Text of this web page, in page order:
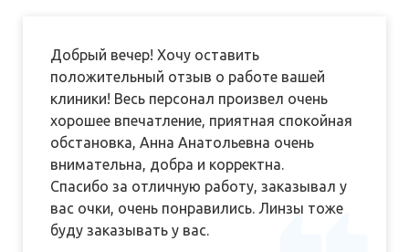
Добрый вечер! Хочу оставить
положительный отзыв о работе вашей
клиники! Весь персонал произвел очень
хорошее впечатление, приятная спокойная
обстановка, Анна Анатольевна очень
внимательна, добра и корректна.
Спасибо за отличную работу, заказывал у
вас очки, очень понравились. Линзы тоже
буду заказывать у вас.